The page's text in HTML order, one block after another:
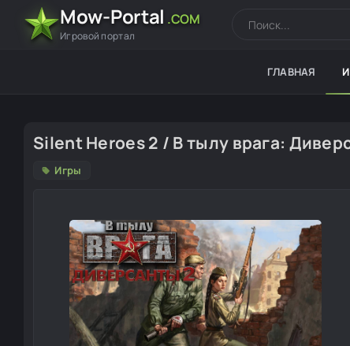
Mow-Portal .COM
Игровой портал
ГЛАВНАЯ
Silent Heroes 2 / В тылу врага:
Игры